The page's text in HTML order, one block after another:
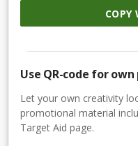
COPY
Use QR-code for
Let your own creativity
promotional material
Target Aid page.